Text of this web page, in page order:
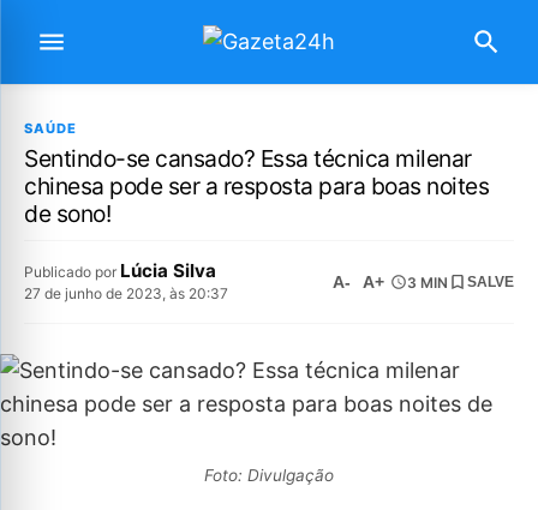
SAÚDE
Sentindo-se cansado? Essa técnica milenar
chinesa pode ser a resposta para boas noites
de sono!
Publicado por Lúcia Silva
27 de junho de 2023, às 20:37
A- A+ 3 MIN SALVE
Foto: Divulgação